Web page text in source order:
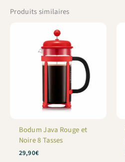
Produits similaires
Bodum Java Rouge et
Noire 8 Tasses
29,90€